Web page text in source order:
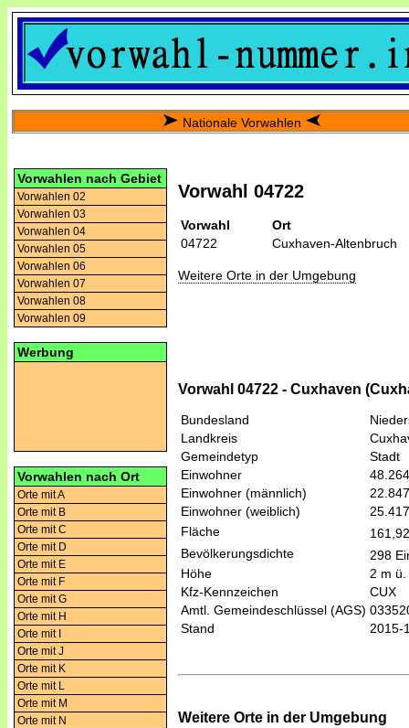
Nationale Vorwahlen
Vorwahlen nach Gebiet
Vorwahlen 02
Vorwahlen 03
Vorwahlen 04
Vorwahlen 05
Vorwahlen 06
Vorwahlen 07
Vorwahlen 08
Vorwahlen 09
Werbung
Vorwahlen nach Ort
Orte mit A
Orte mit B
Orte mit C
Orte mit D
Orte mit E
Orte mit F
Orte mit G
Orte mit H
Orte mit I
Orte mit J
Orte mit K
Orte mit L
Orte mit M
Orte mit N
Vorwahl 04722
Vorwahl
Ort
04722
Cuxhaven-Altenbruch
Weitere Orte in der Umgebung
Vorwahl 04722 - Cuxhaven
Bundesland
Landkreis
Gemeindetyp
Stadt
Einwohner
48.264
Einwohner (männlich)
22.847
Einwohner (weiblich)
25.417
Fläche
Bevölkerungsdichte
298
Höhe
2 m ü.
Kfz-Kennzeichen
CUX
Amtl. Gemeindeschlüssel (AGS)
Stand
2015-
Weitere Orte in der Umgebung